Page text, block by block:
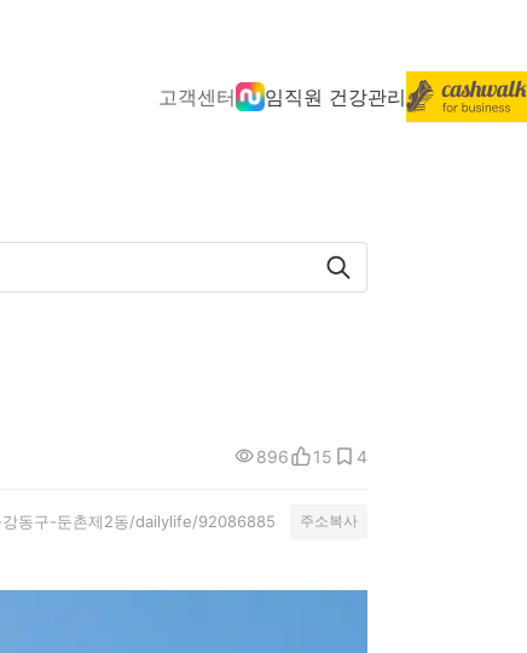
고객센터 임직원 건강관리
896 15 4
동구-둔촌제2동/dailylife/92086885 주소복사